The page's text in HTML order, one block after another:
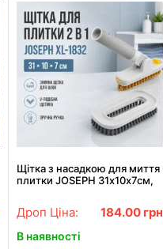
Щітка з насадкою для миття
плитки JOSEPH 31х10х7см,
чистки
Дроп Ціна: 184.00 грн
В наявності